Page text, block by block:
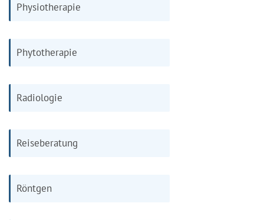
Physiotherapie
Phytotherapie
Radiologie
Reiseberatung
Röntgen